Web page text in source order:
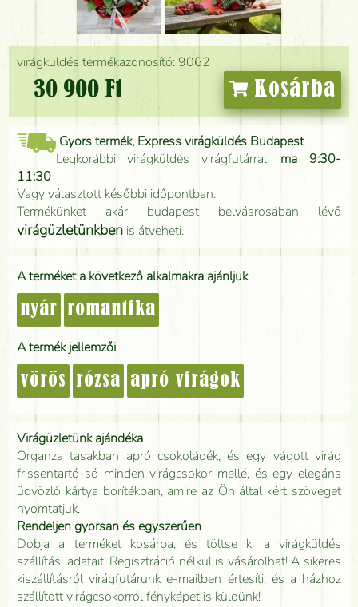
virágküldés termékazonosító: 9062
30 900 Ft Kosárba
Gyors termék, Express virágküldés Budapest
Legkorábbi virágküldés virágfutárral: ma 9:30-
11:30
Vagy választott későbbi időpontban.
Termékünket akár budapest belvásrosában lévő
virágüzletünkben is átveheti.
A terméket a következő alkalmakra ajánljuk
nyár romantika
A termék jellemzői
vörös rózsa apró virágok
Virágüzletünk ajándéka
Organza tasakban apró csokoládék, és egy vágott virág
frissentartó-só minden virágcsokor mellé, és egy elegáns
üdvözlő kártya borítékban, amire az Ön által kért szöveget
nyomtatjuk.
Rendeljen gyorsan és egyszerűen
Dobja a terméket kosárba, és töltse ki a virágküldés
szállítási adatait! Regisztráció nélkül is vásárolhat! A sikeres
kiszállításról virágfutárunk e-mailben értesíti, és a házhoz
szállított virágcsokorról fényképet is küldünk!